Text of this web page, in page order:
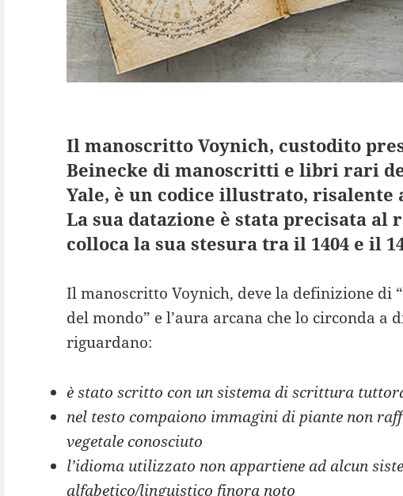
Il manoscritto Voynich, custodito
Beinecke di manoscritti e libri rari
Yale, è un codice illustrato, risalente
La sua datazione è stata precisata al
colloca la sua stesura tra il 1404 e il
Il manoscritto Voynich, deve la definizione di
del mondo” e l’aura arcana che lo circonda a
riguardano:
è stato scritto con un sistema di scrittura
nel testo compaiono immagini di piante non
vegetale conosciuto
l’idioma utilizzato non appartiene ad alcun
alfabetico/linguistico finora noto